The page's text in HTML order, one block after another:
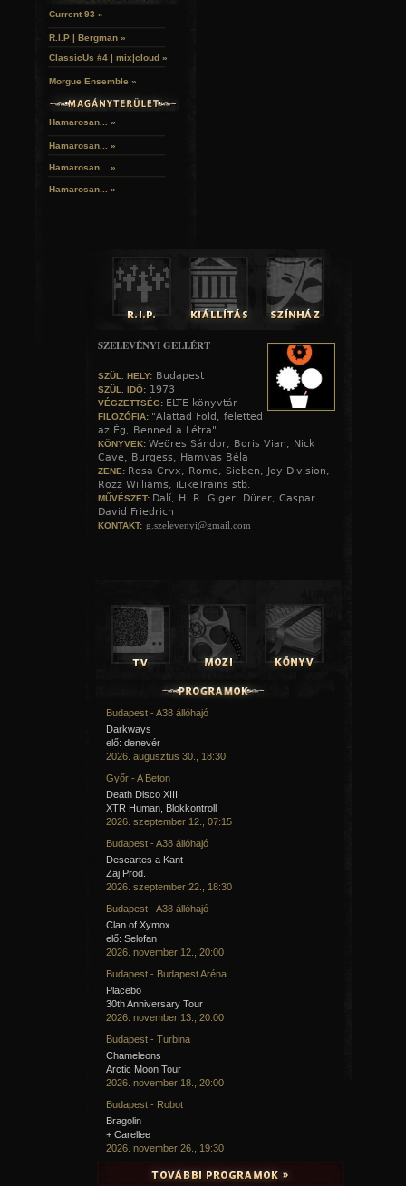
Current 93 »
R.I.P | Bergman »
ClassicUs #4 | mix|cloud »
Morgue Ensemble »
Hamarosan... »
Hamarosan... »
Hamarosan... »
Hamarosan... »
SZELEVÉNYI GELLÉRT
SZÜL. HELY: Budapest
SZÜL. IDŐ: 1973
VÉGZETTSÉG: ELTE könyvtár
FILOZÓFIA: "Alattad Föld, feletted
az Ég, Benned a Létra"
KÖNYVEK: Weöres Sándor, Boris Vian, Nick
Cave, Burgess, Hamvas Béla
ZENE: Rosa Crvx, Rome, Sieben, Joy Division,
Rozz Williams, iLikeTrains stb.
MŰVÉSZET: Dalí, H. R. Giger, Dürer, Caspar
David Friedrich
KONTAKT: g.szelevenyi@gmail.com
Budapest - A38 állóhajó
Darkways
elő: denevér
2026. augusztus 30., 18:30
Győr - A Beton
Death Disco XIII
XTR Human, Blokkontroll
2026. szeptember 12., 07:15
Budapest - A38 állóhajó
Descartes a Kant
Zaj Prod.
2026. szeptember 22., 18:30
Budapest - A38 állóhajó
Clan of Xymox
elő: Selofan
2026. november 12., 20:00
Budapest - Budapest Aréna
Placebo
30th Anniversary Tour
2026. november 13., 20:00
Budapest - Turbina
Chameleons
Arctic Moon Tour
2026. november 18., 20:00
Budapest - Robot
Bragolin
+ Carellee
2026. november 26., 19:30